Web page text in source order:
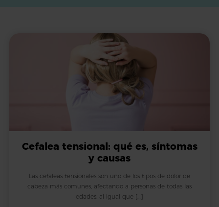
Cefalea tensional: qué es, síntomas
y causas
Las cefaleas tensionales son uno de los tipos de dolor de
cabeza más comunes, afectando a personas de todas las
edades, al igual que […]